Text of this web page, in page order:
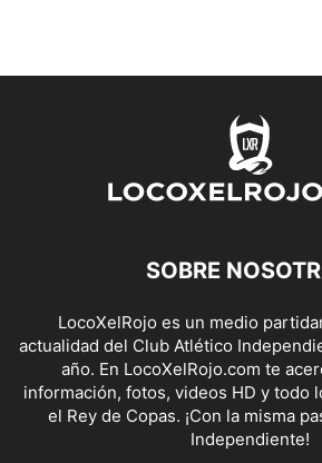
SOBRE
LocoXelRojo es un medio
actualidad del Club Atlético
año. En LocoXelRojo.com te
información, fotos, videos HD y todo
el Rey de Copas. ¡Con la misma
Independiente!